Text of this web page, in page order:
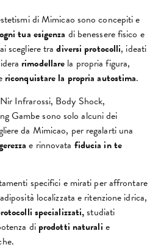
di Mimicao sono concepiti e
ogni tua esigenza di benessere fisico e
scegliere tradiversi protocolli, ideati
rimodellare la propria figura,
riconquistare la propria autostima.
Infrarossi, Body Shock,
Gambe sono solo alcuni dei
da Mimicao, per regalarti una
e rinnovata fiducia in te
specifici e mirati per affrontare
localizzata e ritenzione idrica,
specializzati,studiati
di prodotti naturali e